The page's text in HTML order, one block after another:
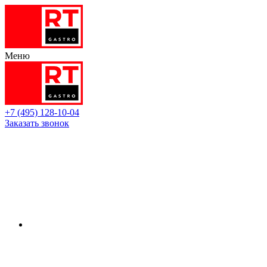
Меню
+7 (495) 128-10-04
Заказать звонок